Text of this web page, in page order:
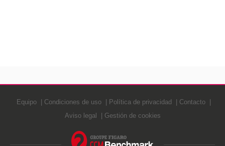
Equipo Condiciones de uso Política de privacidad
Contacto
Aviso legal
Gestión de cookies